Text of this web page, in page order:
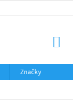
Značky